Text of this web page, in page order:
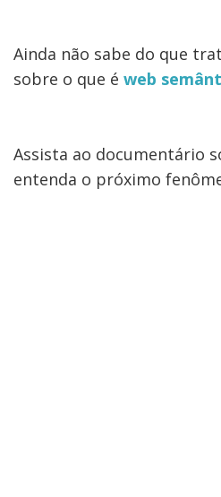
Ainda não sabe do que
sobre o que é web
Assista ao documentário
entenda o próximo